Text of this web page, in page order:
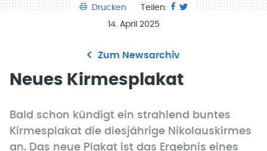
Drucken
Teilen:
14. April 2025
Zum Newsarchiv
Neues Kirmesplakat
Bald schon kündigt ein strahlend buntes
Kirmesplakat die diesjährige Nikolauskirmes
an. Das neue Plakat ist das Ergebnis eines